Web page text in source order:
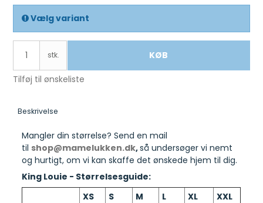
Vælg variant
stk. KØB
Tilføj til ønskeliste
Beskrivelse
Mangler din størrelse? Send en mail
til shop@mamelukken.dk,så undersøger vi nemt
og hurtigt, om vi kan skaffe det ønskede hjem til dig.
King Louie - Størrelsesguide:
XS
S M L XL
XXL